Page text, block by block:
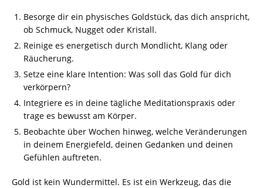
Besorge dir ein physisches Goldstück, das dich anspricht,
ob Schmuck, Nugget oder Kristall.
Reinige es energetisch durch Mondlicht, Klang oder
Räucherung.
Setze eine klare Intention: Was soll das Gold für dich
verkörpern?
Integriere es in deine tägliche Meditationspraxis oder
trage es bewusst am Körper.
Beobachte über Wochen hinweg, welche Veränderungen
in deinem Energiefeld, deinen Gedanken und deinen
Gefühlen auftreten.
Gold ist kein Wundermittel. Es ist ein Werkzeug, das die